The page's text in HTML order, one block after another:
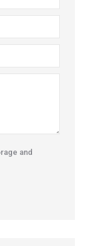
and